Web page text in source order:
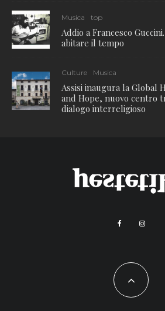
Musica top
Addio a Francesco
abitare il tempo
Culture Musica
Assisi inaugura la Global
and Hope, nuovo centro
dialogo interreligioso